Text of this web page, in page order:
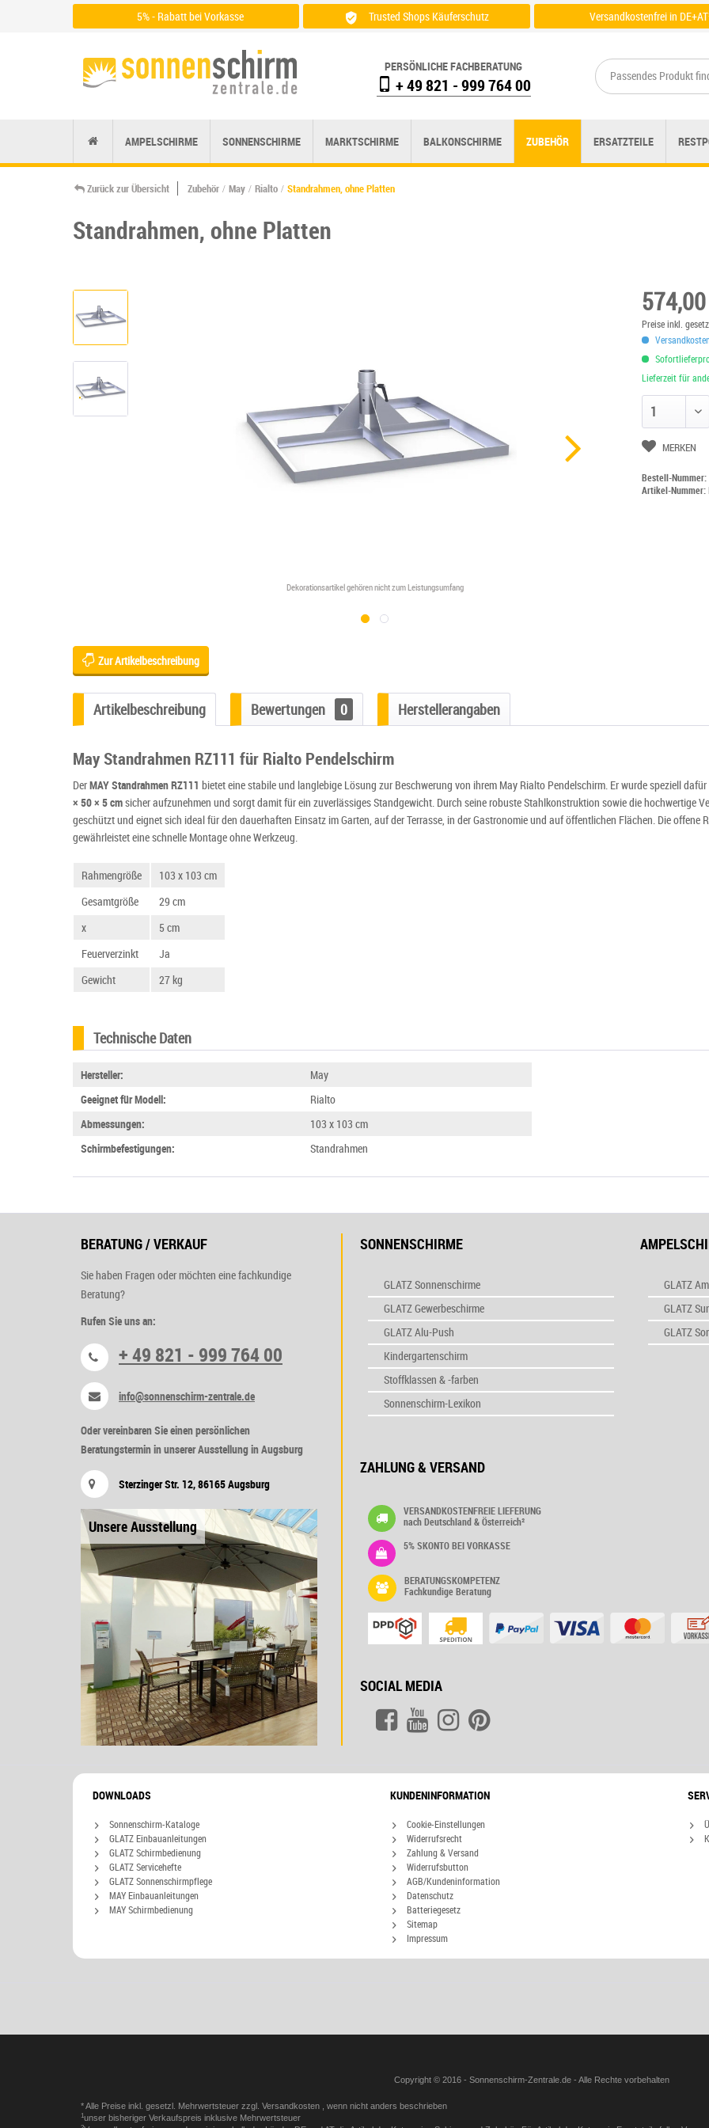
5% - Rabatt bei Vorkasse
Trusted Shops Käuferschutz
Versandkostenfrei in
PERSÖNLICHE FACHBERATUNG
+ 49 821 - 999 764 00
AMPELSCHIRME SONNENSCHIRME MARKTSCHIRME BALKONSCHIRME ZUBEHÖR ERSATZTEILE
Zurück zur Übersicht Zubehör May Rialto Standrahmen, ohne Platten
Standrahmen, ohne Platten
Dekorationsartikel gehören nicht zum Leistungsumfang
Preise inkl.
Lieferzeit für
MERKEN
Bestell-Nummer:
Artikel-Nummer:
Zur Artikelbeschreibung
Artikelbeschreibung Bewertungen 0 Herstellerangaben
May Standrahmen RZ111 für Rialto Pendelschirm
DerMAY Standrahmen RZ111 bietet eine stabile und langlebige Lösung zur Beschwerung von ihrem May Rialto Pendelschirm. Er wurde speziell
× 50 × 5 cmsicher aufzunehmen und sorgt damit für ein zuverlässiges Standgewicht. Durch seine robuste Stahlkonstruktion sowie die hochwertige
geschützt und eignet sich ideal für den dauerhaften Einsatz im Garten, auf der Terrasse, in der Gastronomie und auf öffentlichen Flächen. Die
gewährleistet eine schnelle Montage ohne Werkzeug.
Rahmengröße
103 x 103 cm
Gesamtgröße
29 cm
x
5 cm
Feuerverzinkt
Ja
Gewicht
27 kg
Technische Daten
Hersteller:
May
Geeignet für Modell:
Rialto
Abmessungen:
103 x 103 cm
Schirmbefestigungen:
Standrahmen
BERATUNG / VERKAUF
Sie haben Fragen oder möchten eine fachkundige
Beratung?
Rufen Sie uns an:
+ 49 821 - 999 764 00
info@sonnenschirm-zentrale.de
Oder vereinbaren Sie einen persönlichen
Beratungstermin in unserer Ausstellung in Augsburg
Sterzinger Str. 12, 86165 Augsburg
Unsere Ausstellung
SONNENSCHIRME
GLATZ Sonnenschirme
GLATZ Gewerbeschirme
GLATZ Alu-Push
Kindergartenschirm
Stoffklassen & -farben
Sonnenschirm-Lexikon
GLATZ
GLATZ
GLATZ
ZAHLUNG & VERSAND
VERSANDKOSTENFREIE LIEFERUNG
nach Deutschland & Österreich²
5% SKONTO BEI VORKASSE
BERATUNGSKOMPETENZ
Fachkundige Beratung
SOCIAL MEDIA
DOWNLOADS
Sonnenschirm-Kataloge
GLATZ Einbauanleitungen
GLATZ Schirmbedienung
GLATZ Servicehefte
GLATZ Sonnenschirmpflege
MAY Einbauanleitungen
MAY Schirmbedienung
KUNDENINFORMATION
Cookie-Einstellungen
Widerrufsrecht
Zahlung & Versand
Widerrufsbutton
AGB/Kundeninformation
Datenschutz
Batteriegesetz
Sitemap
Impressum
Copyright © 2016 - Sonnenschirm-Zentrale.de - Alle Rechte vorbehalten
* Alle Preise inkl. gesetzl. Mehrwertsteuer zzgl. Versandkosten , wenn nicht anders beschrieben
1unser bisheriger Verkaufspreis inklusive Mehrwertsteuer